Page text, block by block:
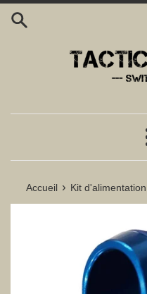
Passer
Accueil › Kit